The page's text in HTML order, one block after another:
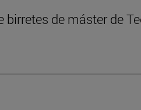
de máster de